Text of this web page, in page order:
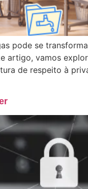
pode se
artigo, vamos
de respeito à